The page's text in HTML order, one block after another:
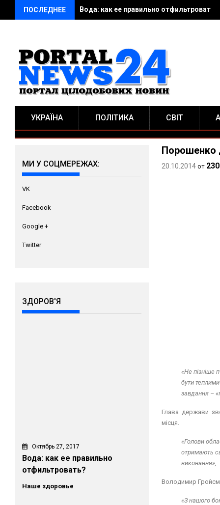
ПОСЛЕДНЕЕ Вода: как ее правильно отфильтровать?
УКРАЇНА ПОЛІТИКА СВІТ
Порошенко
20.10.2014 от
«Не пізніше
бути
завдання –
Глава держави
місця.
«Голови
отримають
виконання»,
Володимир
«З нашого
МИ У СОЦМЕРЕЖАХ:
VK
Facebook
Google +
Twitter
ЗДОРОВ'Я
Октябрь 27, 2017
Вода: как ее правильно
отфильтровать?
Наше здоровье